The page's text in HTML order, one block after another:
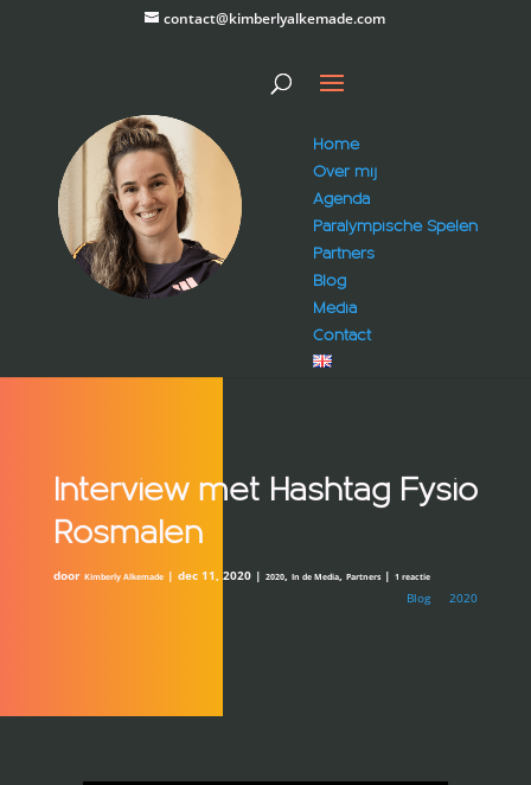
contact@kimberlyalkemade.com
Home
Over mij
Agenda
Paralympische Spelen
Partners
Blog
Media
Contact
Interview met Hashtag Fysio
Rosmalen
door Kimberly Alkemade| dec 11, 2020| 2020, In de Media, Partners| 1 reactie
Blog →2020